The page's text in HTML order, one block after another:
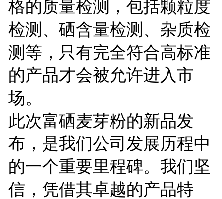
格的质量检测，包括颗粒度
检测、硒含量检测、杂质检
测等，只有完全符合高标准
的产品才会被允许进入市
场。
此次富硒麦芽粉的新品发
布，是我们公司发展历程中
的一个重要里程碑。我们坚
信，凭借其卓越的产品特